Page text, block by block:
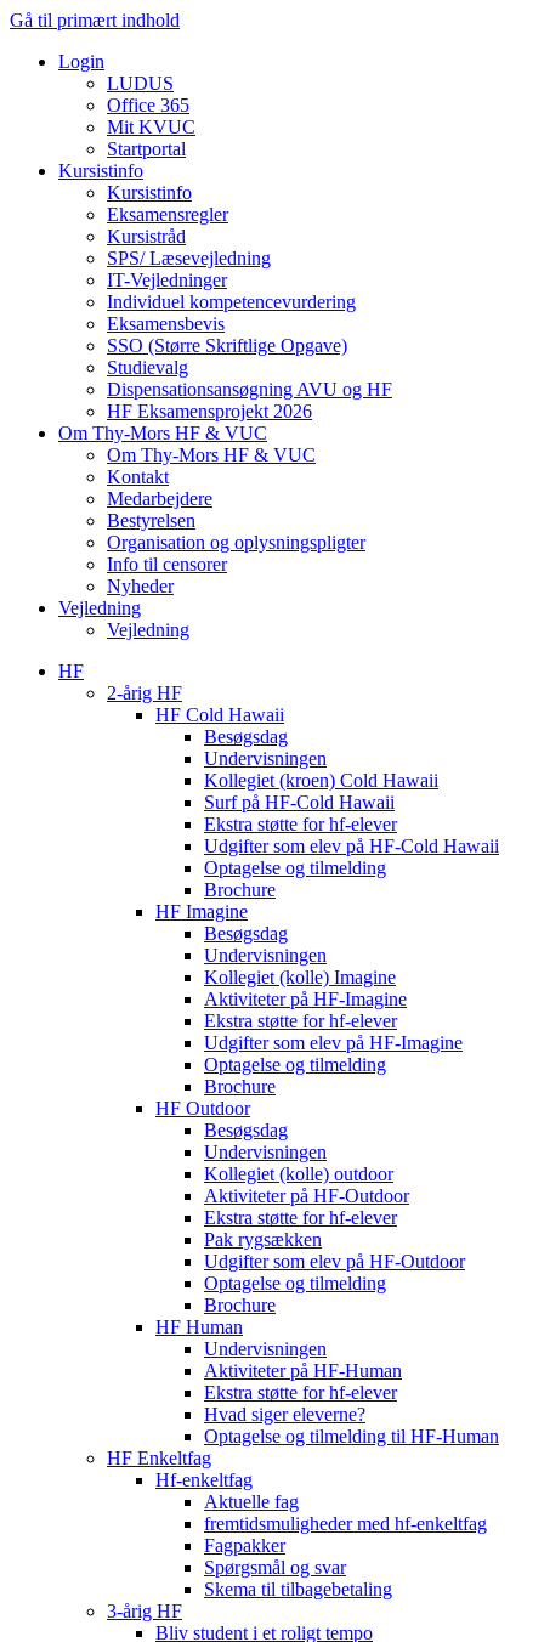
Gå til primært indhold
Login
LUDUS
Office 365
Mit KVUC
Startportal
Kursistinfo
Kursistinfo
Eksamensregler
Kursistråd
SPS/ Læsevejledning
IT-Vejledninger
Individuel kompetencevurdering
Eksamensbevis
SSO (Større Skriftlige Opgave)
Studievalg
Dispensationsansøgning AVU og HF
HF Eksamensprojekt 2026
Om Thy-Mors HF & VUC
Om Thy-Mors HF & VUC
Kontakt
Medarbejdere
Bestyrelsen
Organisation og oplysningspligter
Info til censorer
Nyheder
Vejledning
Vejledning
HF
2-årig HF
HF Cold Hawaii
Besøgsdag
Undervisningen
Kollegiet (kroen) Cold Hawaii
Surf på HF-Cold Hawaii
Ekstra støtte for hf-elever
Udgifter som elev på HF-Cold Hawaii
Optagelse og tilmelding
Brochure
HF Imagine
Besøgsdag
Undervisningen
Kollegiet (kolle) Imagine
Aktiviteter på HF-Imagine
Ekstra støtte for hf-elever
Udgifter som elev på HF-Imagine
Optagelse og tilmelding
Brochure
HF Outdoor
Besøgsdag
Undervisningen
Kollegiet (kolle) outdoor
Aktiviteter på HF-Outdoor
Ekstra støtte for hf-elever
Pak rygsækken
Udgifter som elev på HF-Outdoor
Optagelse og tilmelding
Brochure
HF Human
Undervisningen
Aktiviteter på HF-Human
Ekstra støtte for hf-elever
Hvad siger eleverne?
Optagelse og tilmelding til HF‑Human
HF Enkeltfag
Hf-enkeltfag
Aktuelle fag
fremtidsmuligheder med hf-enkeltfag
Fagpakker
Spørgsmål og svar
Skema til tilbagebetaling
3-årig HF
Bliv student i et roligt tempo